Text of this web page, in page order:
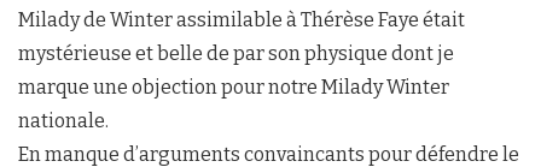
Milady de Winter assimilable à Thérèse Faye était
mystérieuse et belle de par son physique dont je
marque une objection pour notre Milady Winter
nationale.
En manque d’arguments convaincants pour défendre le